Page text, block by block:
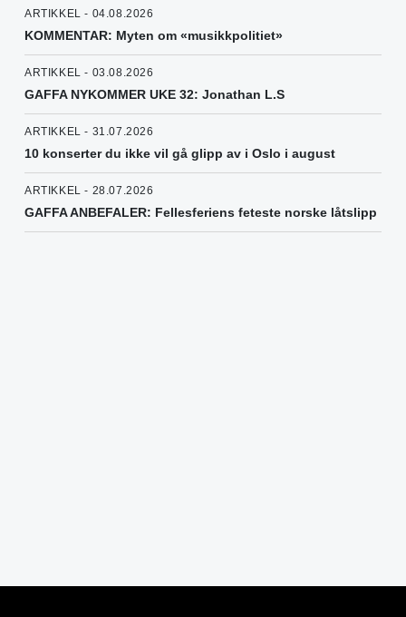
ARTIKKEL - 04.08.2026
KOMMENTAR: Myten om «musikkpolitiet»
ARTIKKEL - 03.08.2026
GAFFA NYKOMMER UKE 32: Jonathan L.S
ARTIKKEL - 31.07.2026
10 konserter du ikke vil gå glipp av i Oslo i august
ARTIKKEL - 28.07.2026
GAFFA ANBEFALER: Fellesferiens feteste norske låtslipp